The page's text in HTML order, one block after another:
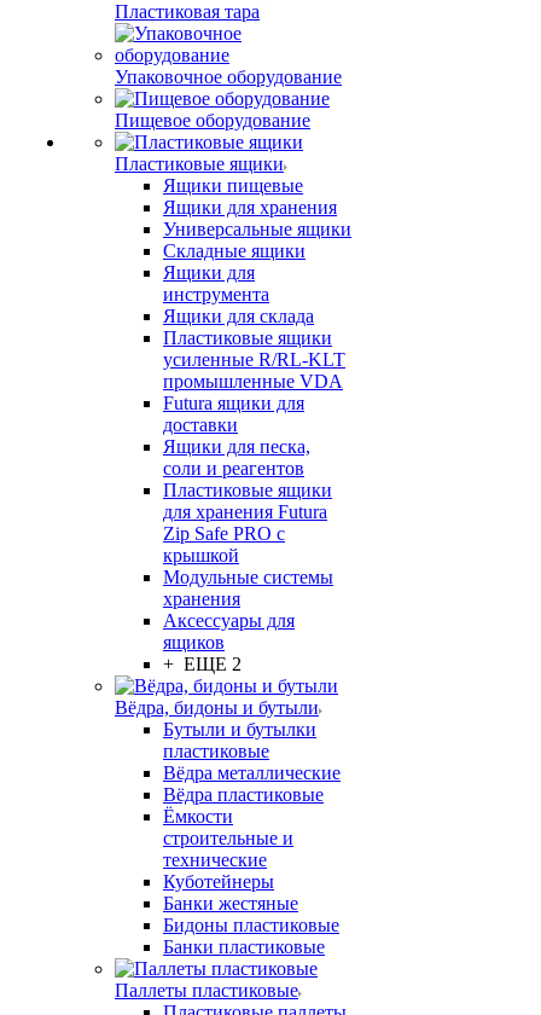
Пластиковая тара
Упаковочное оборудование
Пищевое оборудование
Пластиковые ящики
Ящики пищевые
Ящики для хранения
Универсальные ящики
Складные ящики
Ящики для
инструмента
Ящики для склада
Пластиковые ящики
усиленные R/RL-KLT
промышленные VDA
Futura ящики для
доставки
Ящики для песка,
соли и реагентов
Пластиковые ящики
для хранения Futura
Zip Safe PRO с
крышкой
Модульные системы
хранения
Аксессуары для
ящиков
+ ЕЩЕ 2
Вёдра, бидоны и бутыли
Бутыли и бутылки
пластиковые
Вёдра металлические
Вёдра пластиковые
Ёмкости
строительные и
технические
Куботейнеры
Банки жестяные
Бидоны пластиковые
Банки пластиковые
Паллеты пластиковые